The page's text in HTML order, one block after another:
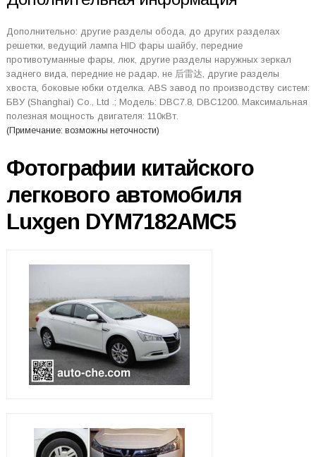
Дополнительно: другие разделы обода, до других разделах
решетки, ведущий лампа HID фары шайбу, передние
противотуманные фары, люк, другие разделы наружных зеркал
заднего вида, передние не радар, не 后雷达, другие разделы
хвоста, боковые юбки отделка. ABS завод по производству систем:
БВУ (Shanghai) Co., Ltd .; Модель: DBC7.8, DBC1200. Максимальная
полезная мощность двигателя: 110кВт.
(Примечание: возможны неточности)
Фотографии китайского
легкового автомобиля
Luxgen DYM7182AMC5